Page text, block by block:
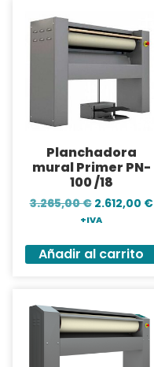
Planchadora
mural Primer PN-
100 /18
3.265,00€ 2.612,00 €
+IVA
Añadir al carrito